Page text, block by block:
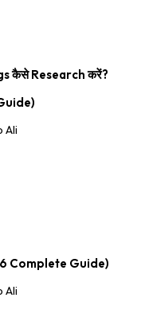
कैसे Research करें?
Ali
Complete Guide)
Ali